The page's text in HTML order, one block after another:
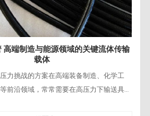
精密工程拆除的“柔性手术刀”在现代桥梁修复、